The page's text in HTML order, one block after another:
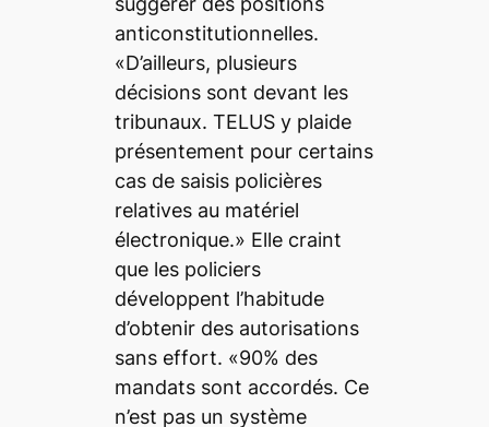
anticonstitutionnelles.
«D’ailleurs, plusieurs
décisions sont devant les
tribunaux. TELUS y plaide
présentement pour certains
cas de saisis policières
relatives au matériel
électronique.» Elle craint
que les policiers
développent l’habitude
d’obtenir des autorisations
sans effort. «90% des
mandats sont accordés. Ce
n’est pas un système